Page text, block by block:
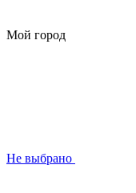
Мой город
Не выбрано